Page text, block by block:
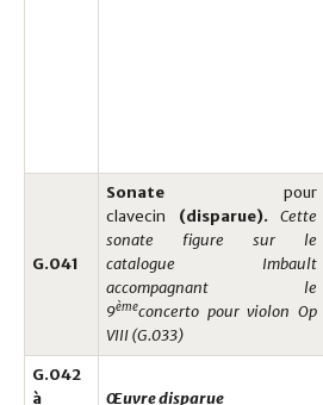
G.041
Sonate pour
clavecin (disparue).
Cette
sonate figure sur le
catalogue
Imbault
accompagnant le
9èmeconcerto pour violon Op
VIII (G.033)
G.042
à
Œuvre disparue